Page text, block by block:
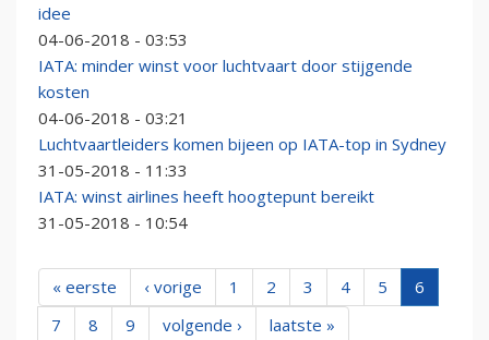
idee
04-06-2018 - 03:53
IATA: minder winst voor luchtvaart door stijgende
kosten
04-06-2018 - 03:21
Luchtvaartleiders komen bijeen op IATA-top in Sydney
31-05-2018 - 11:33
IATA: winst airlines heeft hoogtepunt bereikt
31-05-2018 - 10:54
« eerste ‹ vorige 1 2 3 4 5
6
7
8 9 volgende › laatste »